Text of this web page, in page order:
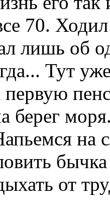
70.
лишь об
Тут
берег
на
от